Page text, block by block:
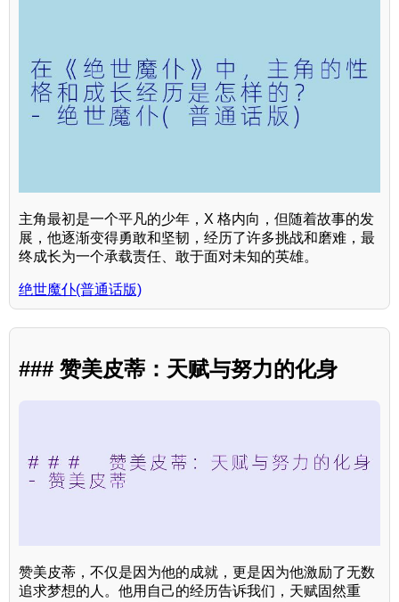
主角最初是一个平凡的少年，X 格内向，但随着故事的发
展，他逐渐变得勇敢和坚韧，经历了许多挑战和磨难，最
终成长为一个承载责任、敢于面对未知的英雄。
绝世魔仆(普通话版)
### 赞美皮蒂：天赋与努力的化身
赞美皮蒂，不仅是因为他的成就，更是因为他激励了无数
追求梦想的人。他用自己的经历告诉我们，天赋固然重